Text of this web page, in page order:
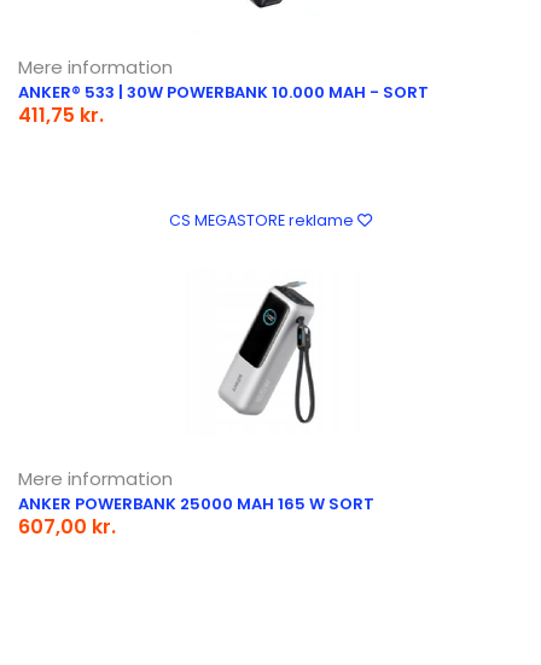
Mere information
ANKER® 533 | 30W POWERBANK 10.000 MAH - SORT
411,75 kr.
CS MEGASTORE reklame
Mere information
ANKER POWERBANK 25000 MAH 165 W SORT
607,00 kr.